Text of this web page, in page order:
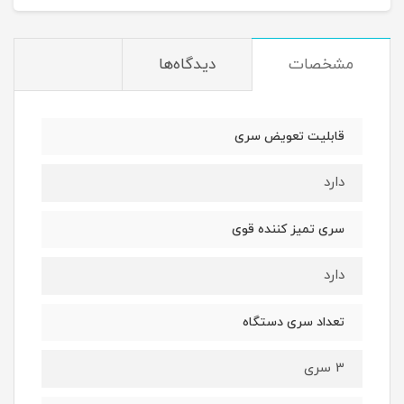
مشخصات دیدگاه‌ها
قابلیت تعویض سری
دارد
سری تمیز کننده قوی
دارد
تعداد سری دستگاه
3 سری